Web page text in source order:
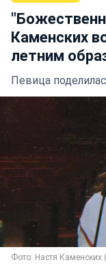
Каменских
летним
Певица
Фото: Настя